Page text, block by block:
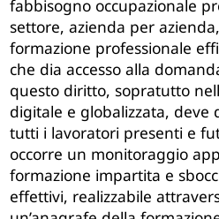
fabbisogno occupazionale
settore, azienda per
formazione professionale
che dia accesso alla
questo diritto, sopratutto nell
digitale e globalizzata, deve
tutti i lavoratori presenti e
occorre un monitoraggio
formazione impartita e
effettivi, realizzabile